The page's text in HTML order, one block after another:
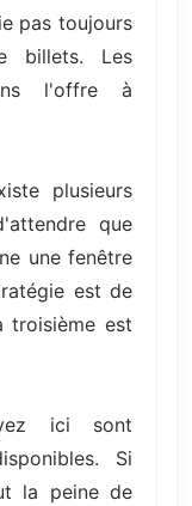
pas toujours
billets. Les
l'offre à
plusieurs
que
une fenêtre
est de
troisième est
ici sont
Si
la peine de